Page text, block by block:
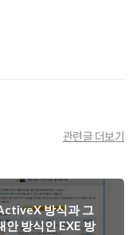
관련글 더보기
방식과 그
안 방식인 EXE 방